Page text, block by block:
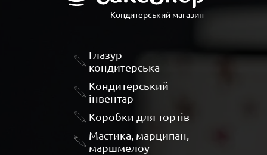
Кондитерський магазин
Глазур
кондитерська
Кондитерський
інвентар
Коробки для тортів
Мастика, марципан,
маршмелоу